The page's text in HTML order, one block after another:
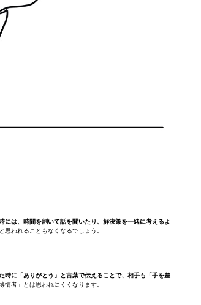
には、時間を割いて話を聞いたり、解決策を一緒に考えるよ
われることもなくなるでしょう。
時に「ありがとう」と言葉で伝えることで、相手も「手を差
情者」とは思われにくくなります。